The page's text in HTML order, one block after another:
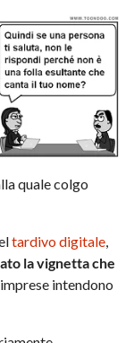
quale colgo
tardivo digitale,
la vignetta che
intendono